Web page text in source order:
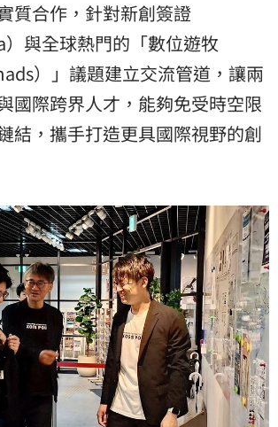
質合作，針對新創簽證
）與全球熱門的「數位遊牧
）」議題建立交流管道，讓兩
國際跨界人才，能夠免受時空限
結，攜手打造更具國際視野的創